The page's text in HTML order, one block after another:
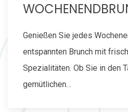
Genießen Sie jedes
entspannten Brunch mit
Spezialitäten. Ob Sie in den
gemütlichen…